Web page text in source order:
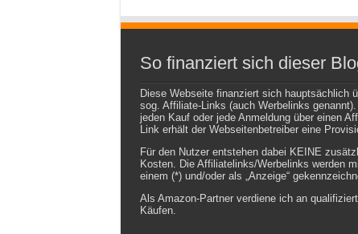
So finanziert sich dieser
Diese Webseite finanziert sich hauptsächlich
sog. Affiliate-Links (auch Werbelinks genannt).
jeden Kauf oder jede Anmeldung über einen
Link erhält der Webseitenbetreiber eine
Für den Nutzer entstehen dabei KEINE
Kosten. Die Affiliatelinks/Werbelinks werden
einem (*) und/oder als „Anzeige“
Als Amazon-Partner verdiene ich an
Käufen.